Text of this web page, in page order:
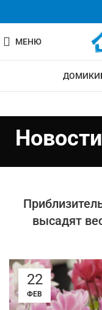
МЕНЮ
ДОМИКИ
высадят
22
ФЕВ